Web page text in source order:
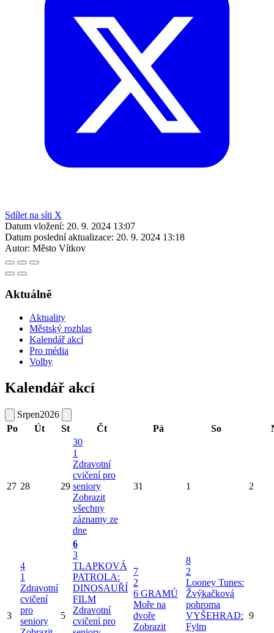
Sdílet na síti X
Datum vložení: 20. 9. 2024 13:07
Datum poslední aktualizace: 20. 9. 2024 13:18
Autor: Město Vítkov
Aktuálně
Aktuality
Městský rozhlas
Kalendář akcí
Pro média
Volby
Kalendář akcí
Srpen2026
Po
Út St Čt Pá So
27 28 29
30
1
Zdravotní
cvičení pro
seniory
Zobrazit
všechny
záznamy ze
dne
31 1 2
3
4
1
Zdravotní
cvičení
pro
seniory
5
6
3
TLAPKOVÁ
PATROLA:
DINOSAUŘÍ
FILM
Zdravotní
cvičení pro
7
2
6 GRAMŮ
Moře na
dvoře
Zobrazit
8
2
Looney Tunes:
Žvýkačková
pohroma
VYŠEHRAD:
Fylm
9